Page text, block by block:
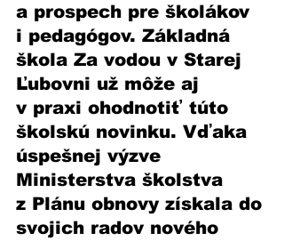
a prospech pre školákov
i pedagógov. Základná
škola Za vodou v Starej
Ľubovni už môže aj
v praxi ohodnotiť túto
školskú novinku. Vďaka
úspešnej výzve
Ministerstva školstva
z Plánu obnovy získala do
svojich radov nového